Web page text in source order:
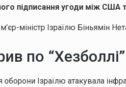
підписання угоди між США
міністр Ізраїлю Біньямін
по “Хезболлі”
Ізраїлю атакувала